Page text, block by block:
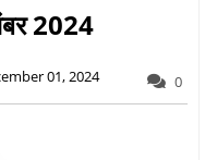
2024
01, 2024 0